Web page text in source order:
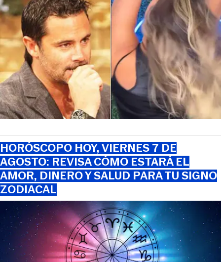
HORÓSCOPO HOY, VIERNES 7 DE
AGOSTO: REVISA CÓMO ESTARÁ EL
AMOR, DINERO Y SALUD PARA TU SIGNO
ZODIACAL